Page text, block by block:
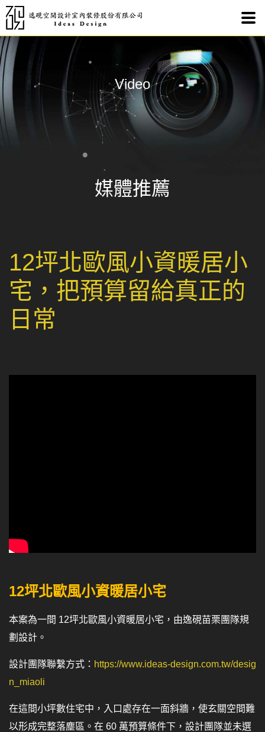
Video
媒體推薦
12坪北歐風小資暖居小
宅，把預算留給真正的
日常
12坪北歐風小資暖居小宅
本案為一間 12坪北歐風小資暖居小宅，由逸硯苗栗團隊規
劃設計。
設計團隊聯繫方式： https://www.ideas-design.com.tw/desig
n_miaoli
在這間小坪數住宅中，入口處存在一面斜牆，使玄關空間難
以形成完整落塵區。在 60 萬預算條件下，設計團隊並未選
12